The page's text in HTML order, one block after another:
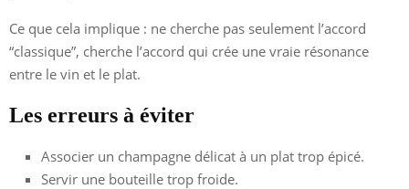
Ce que cela implique : ne cherche pas seulement l’accord
“classique”, cherche l’accord qui crée une vraie résonance
entre le vin et le plat.
Les erreurs à éviter
Associer un champagne délicat à un plat trop épicé.
Servir une bouteille trop froide.